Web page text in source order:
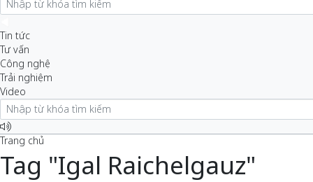
Tin tức
Tư vấn
Công nghệ
Trải nghiệm
Video
Trang chủ
Tag "Igal Raichelgauz"